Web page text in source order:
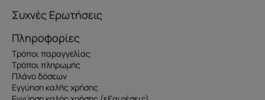
Συχνές Ερωτήσεις
Πληροφορίες
Τρόποι παραγγελίας
Τρόποι πληρωμής
Πλάνο δόσεων
Εγγύηση καλής χρήσης